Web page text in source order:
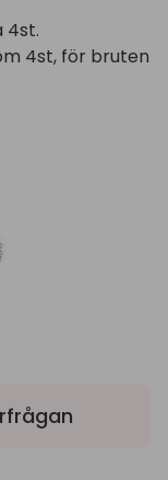
4st.
4st, för bruten